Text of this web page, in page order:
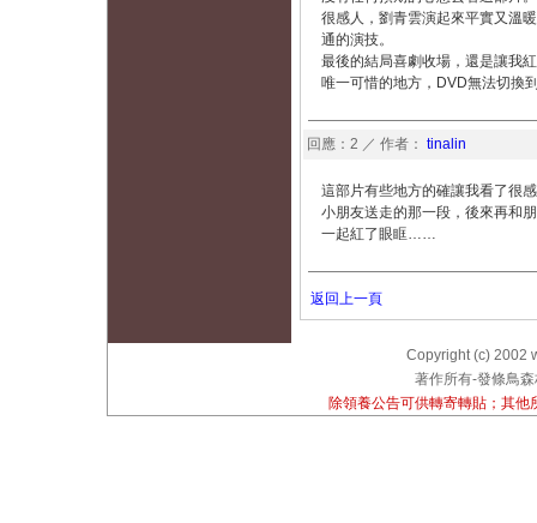
很感人，劉青雲演起來平實又溫
通的演技。
最後的結局喜劇收場，還是讓我
唯一可惜的地方，DVD無法切換
回應：2 ／ 作者： tinalin
這部片有些地方的確讓我看了很
小朋友送走的那一段，後來再和
一起紅了眼眶……
返回上一頁
Copyright (c) 2002
著作所有-發條鳥
除領養公告可供轉寄轉貼；其